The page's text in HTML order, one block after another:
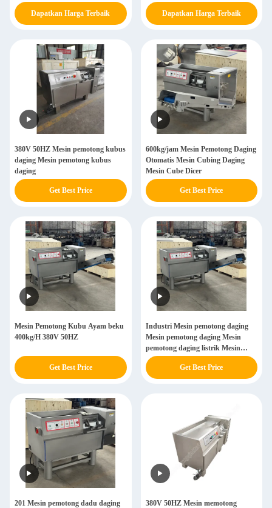
Dapatkan Harga Terbaik Dapatkan Harga Terbaik
380V 50HZ Mesin pemotong kubus
daging Mesin pemotong kubus
daging
Get Best Price
600kg/jam Mesin Pemotong Daging
Otomatis Mesin Cubing Daging
Mesin Cube Dicer
Get Best Price
Mesin Pemotong Kubu Ayam beku
400kg/H 380V 50HZ
Get Best Price
Industri Mesin pemotong daging
Mesin pemotong daging Mesin
pemotong daging listrik Mesin
pemotong daging beku Mesin
pemotong daging Dicer
Get Best Price
201 Mesin pemotong dadu daging
380V 50HZ Mesin memotong